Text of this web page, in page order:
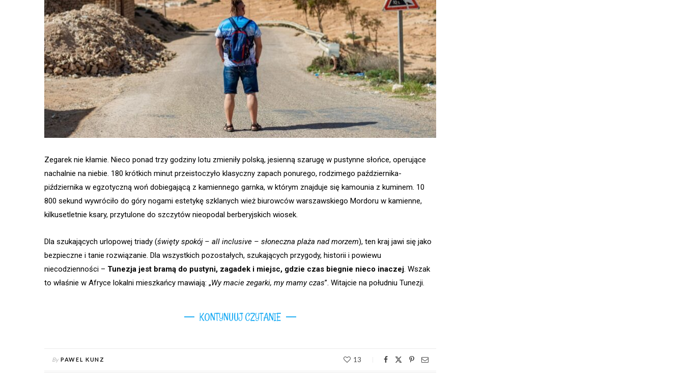
Zegarek nie kłamie. Nieco ponad trzy godziny lotu zmieniły polską, jesienną szarugę w pustynne słońce, operujące
nachalnie na niebie. 180 krótkich minut przeistoczyło klasyczny zapach ponurego, rodzimego października-
piździernika w egzotyczną woń dobiegającą z kamiennego garnka, w którym znajduje się kamounia z kuminem. 10
800 sekund wywróciło do góry nogami estetykę szklanych wież biurowców warszawskiego Mordoru w kamienne,
kilkusetletnie ksary, przytulone do szczytów nieopodal berberyjskich wiosek.
Dla szukających urlopowej triady (święty spokój – all inclusive – słoneczna plaża nad morzem), ten kraj jawi się jako
bezpieczne i tanie rozwiązanie. Dla wszystkich pozostałych, szukających przygody, historii i powiewu
niecodzienności – Tunezja jest bramą do pustyni, zagadek i miejsc, gdzie czas biegnie nieco inaczej. Wszak
to właśnie w Afryce lokalni mieszkańcy mawiają: „Wy macie zegarki, my mamy czas”. Witajcie na południu Tunezji.
KONTYNUUJ CZYTANIE
By PAWEL KUNZ 13